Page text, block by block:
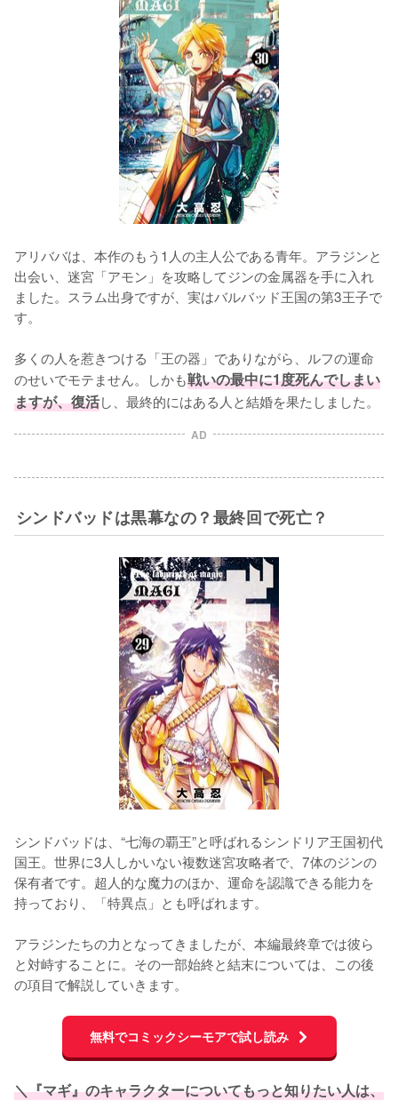
アリババは、本作のもう1人の主人公である青年。アラジンと
出会い、迷宮「アモン」を攻略してジンの金属器を手に入れ
ました。スラム出身ですが、実はバルバッド王国の第3王子で
す。
多くの人を惹きつける「王の器」でありながら、ルフの運命
のせいでモテません。しかも戦いの最中に1度死んでしまい
ますが、復活し、最終的にはある人と結婚を果たしました。
AD
シンドバッドは黒幕なの？最終回で死亡？
シンドバッドは、“七海の覇王”と呼ばれるシンドリア王国初代
国王。世界に3人しかいない複数迷宮攻略者で、7体のジンの
保有者です。超人的な魔力のほか、運命を認識できる能力を
持っており、「特異点」とも呼ばれます。
アラジンたちの力となってきましたが、本編最終章では彼ら
と対峙することに。その一部始終と結末については、この後
の項目で解説していきます。
無料でコミックシーモアで試し読み
＼『マギ』のキャラクターについてもっと知りたい人は、